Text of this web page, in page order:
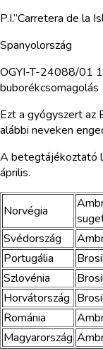
P.I.”Carretera de la
Spanyolország
OGYI-T-24088/01
buborékcsomagolás
Ezt a gyógyszert az
alábbi neveken
A betegtájékoztató
április.
Norvégia
Svédország
Portugália
Szlovénia
Horvátország
Románia
Magyarország